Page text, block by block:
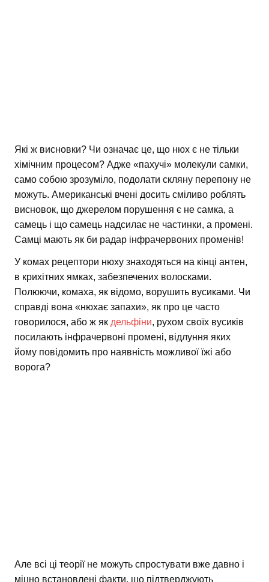
Які ж висновки? Чи означає це, що нюх є не тільки
хімічним процесом? Адже «пахучі» молекули самки,
само собою зрозуміло, подолати скляну перепону не
можуть. Американські вчені досить сміливо роблять
висновок, що джерелом порушення є не самка, а
самець і що самець надсилає не частинки, а промені.
Самці мають як би радар інфрачервоних променів!
У комах рецептори нюху знаходяться на кінці антен,
в крихітних ямках, забезпечених волосками.
Полюючи, комаха, як відомо, ворушить вусиками. Чи
справді вона «нюхає запахи», як про це часто
говорилося, або ж як дельфіни, рухом своїх вусиків
посилають інфрачервоні промені, відлуння яких
йому повідомить про наявність можливої їжі або
ворога?
Але всі ці теорії не можуть спростувати вже давно і
міцно встановлені факти, що підтверджують